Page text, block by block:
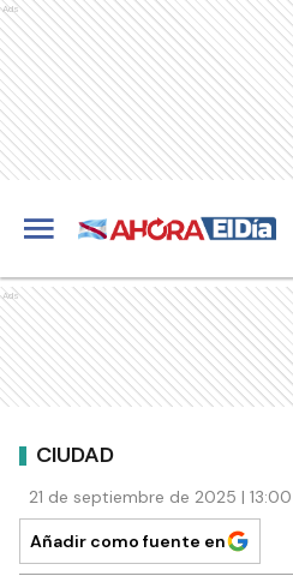
Ads
Ads
CIUDAD
21 de septiembre de 2025 |
Añadir como fuente en